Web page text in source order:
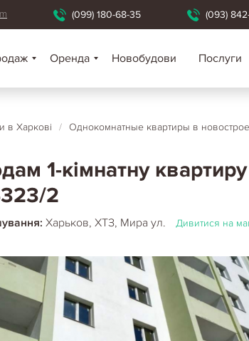
(099) 180-68-35 (093)
Оренда Новобудови Послуги
в Харкові / Однокомнатные квартиры в новострое
1-кімнатну
2
Харьков, ХТЗ, Мира ул. Дивитися на